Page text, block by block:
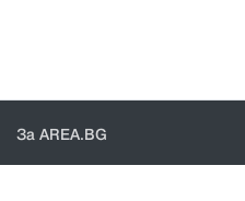
За AREA.BG